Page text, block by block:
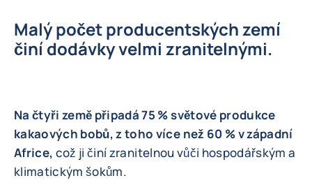
Malý počet producentských zemí
činí dodávky velmi zranitelnými.
Na čtyři země připadá 75 % světové produkce
kakaových bobů, z toho více než 60 % v západní
Africe, což ji činí zranitelnou vůči hospodářským a
klimatickým šokům.